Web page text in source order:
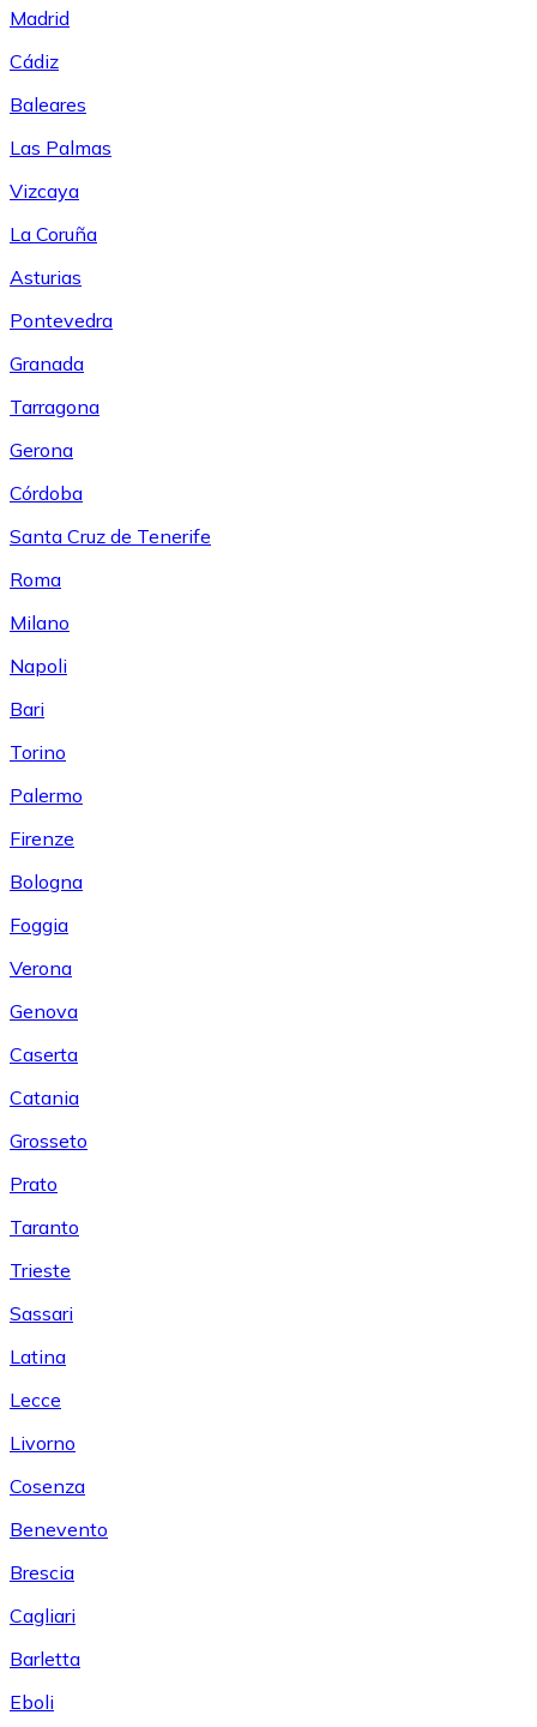
Madrid
Cádiz
Baleares
Las Palmas
Vizcaya
La Coruña
Asturias
Pontevedra
Granada
Tarragona
Gerona
Córdoba
Santa Cruz de Tenerife
Roma
Milano
Napoli
Bari
Torino
Palermo
Firenze
Bologna
Foggia
Verona
Genova
Caserta
Catania
Grosseto
Prato
Taranto
Trieste
Sassari
Latina
Lecce
Livorno
Cosenza
Benevento
Brescia
Cagliari
Barletta
Eboli